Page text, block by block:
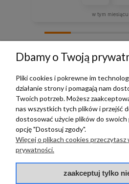
w tym miesiącu
BAZA
PŁATNOŚCI I
Dbamy o Twoją
Pliki cookies i pokrewne im
działanie strony i pomagają nam
Twoich potrzeb. Możesz
nas wszystkich tych plików i przejść
dostosować użycie plików do
opcję "Dostosuj zgody".
Więcej o plikach cookies przeczytasz
prywatności.
zaakceptuj tylko